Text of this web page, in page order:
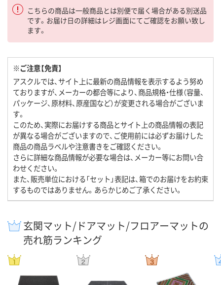
こちらの商品は一般商品とは別便で届く場合がある別送品
です。お届け日の詳細はレジ画面にてご確認をお願い致し
ます。
※ご注意【免責】
アスクルでは、サイト上に最新の商品情報を表示するよう努め
ておりますが、メーカーの都合等により、商品規格・仕様（容量、
パッケージ、原材料、原産国など）が変更される場合がございま
す。
このため、実際にお届けする商品とサイト上の商品情報の表記
が異なる場合がございますので、ご使用前には必ずお届けした
商品の商品ラベルや注意書きをご確認ください。
さらに詳細な商品情報が必要な場合は、メーカー等にお問い合
わせください。
また、販売単位における「セット」表記は、箱でのお届けをお約束
するものではありません。あらかじめご了承ください。
玄関マット/ドアマット/フロアーマットの
売れ筋ランキング